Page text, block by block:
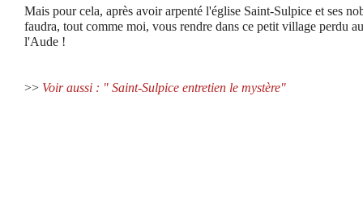
Mais pour cela, après avoir arpenté l'église Saint-Sulpice et ses
faudra, tout comme moi, vous rendre dans ce petit village perdu
l'Aude !
>> Voir aussi : " Saint-Sulpice entretien le mystère"